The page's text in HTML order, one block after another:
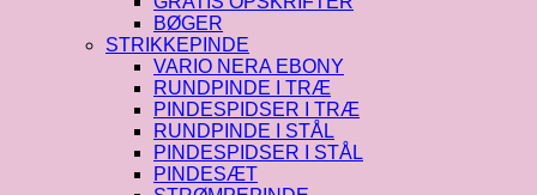
BØGER
STRIKKEPINDE
VARIO NERA EBONY
RUNDPINDE I TRÆ
PINDESPIDSER I TRÆ
RUNDPINDE I STÅL
PINDESPIDSER I STÅL
PINDESÆT